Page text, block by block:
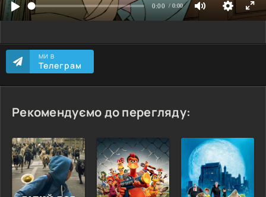
МИ В
Телеграм
Рекомендуємо до перегляду: